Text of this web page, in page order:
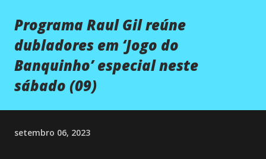
Programa Raul Gil reúne
dubladores em ‘Jogo do
Banquinho’ especial neste
sábado (09)
setembro 06, 2023